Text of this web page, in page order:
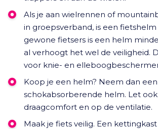
Als je aan wielrennen of
in groepsverband, is een
gewone fietsers is een helm
al verhoogt het wel de veiligheid.
voor knie- en
Koop je een helm? Neem dan
schokabsorberende helm. Let
draagcomfort en op de ventilatie.
Maak je fiets veilig. Een